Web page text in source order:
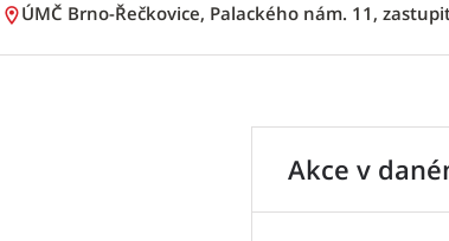
ÚMČ Brno-Řečkovice, Palackého nám. 11,
Akce v